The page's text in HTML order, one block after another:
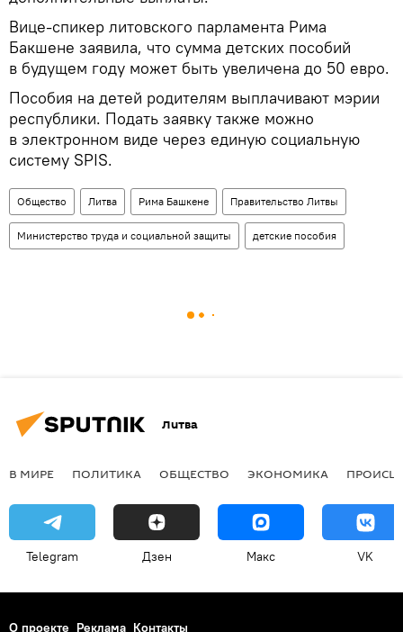
Вице-спикер литовского парламента Рима
Бакшене заявила, что сумма детских пособий
в будущем году может быть увеличена до 50 евро.
Пособия на детей родителям выплачивают мэрии
республики. Подать заявку также можно
в электронном виде через единую социальную
систему SPIS.
Общество Литва Рима Башкене Правительство Литвы
Министерство труда и социальной защиты детские пособия
Литва
В МИРЕ ПОЛИТИКА ОБЩЕСТВО ЭКОНОМИКА
Telegram Дзен Макс VK
О проекте Реклама Контакты